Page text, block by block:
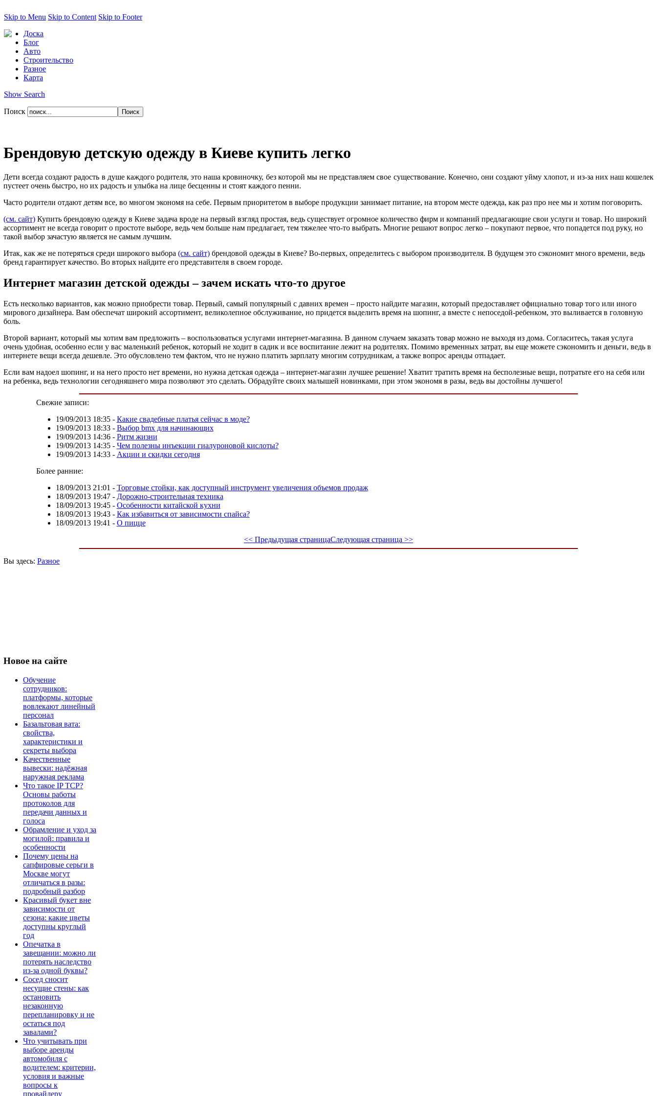
Skip to Menu Skip to Content Skip to Footer
Доска
Блог
Авто
Строительство
Разное
Карта
Show Search
Поиск
Брендовую детскую одежду в Киеве купить легко
Дети всегда создают радость в душе каждого родителя, это наша кровиночку, без которой мы не представляем свое существование. Конечно, они создают уйму хлопот, и из-за них наш кошелек
пустеет очень быстро, но их радость и улыбка на лице бесценны и стоят каждого пенни.
Часто родители отдают детям все, во многом экономя на себе. Первым приоритетом в выборе продукции занимает питание, на втором месте одежда, как раз про нее мы и хотим поговорить.
(см. сайт) Купить брендовую одежду в Киеве задача вроде на первый взгляд простая, ведь существует огромное количество фирм и компаний предлагающие свои услуги и товар. Но широкий
ассортимент не всегда говорит о простоте выборе, ведь чем больше нам предлагает, тем тяжелее что-то выбрать. Многие решают вопрос легко – покупают первое, что попадется под руку, но
такой выбор зачастую является не самым лучшим.
Итак, как же не потеряться среди широкого выбора (см. сайт) брендовой одежды в Киеве? Во-первых, определитесь с выбором производителя. В будущем это сэкономит много времени, ведь
бренд гарантирует качество. Во вторых найдите его представителя в своем городе.
Интернет магазин детской одежды – зачем искать что-то другое
Есть несколько вариантов, как можно приобрести товар. Первый, самый популярный с давних времен – просто найдите магазин, который предоставляет официально товар того или иного
мирового дизайнера. Вам обеспечат широкий ассортимент, великолепное обслуживание, но придется выделить время на шопинг, а вместе с непоседой-ребенком, это выливается в головную
боль.
Второй вариант, который мы хотим вам предложить – воспользоваться услугами интернет-магазина. В данном случаем заказать товар можно не выходя из дома. Согласитесь, такая услуга
очень удобная, особенно если у вас маленький ребенок, который не ходит в садик и все воспитание лежит на родителях. Помимо временных затрат, вы еще можете сэкономить и деньги, ведь в
интернете вещи всегда дешевле. Это обусловлено тем фактом, что не нужно платить зарплату многим сотрудникам, а также вопрос аренды отпадает.
Если вам надоел шопинг, и на него просто нет времени, но нужна детская одежда – интернет-магазин лучшее решение! Хватит тратить время на бесполезные вещи, потратьте его на себя или
на ребенка, ведь технологии сегодняшнего мира позволяют это сделать. Обрадуйте своих малышей новинками, при этом экономя в разы, ведь вы достойны лучшего!
Свежие записи:
19/09/2013 18:35- Какие свадебные платья сейчас в моде?
19/09/2013 18:33- Выбор bmx для начинающих
19/09/2013 14:36- Ритм жизни
19/09/2013 14:35- Чем полезны инъекции гиалуроновой кислоты?
19/09/2013 14:33- Акции и скидки сегодня
Более ранние:
18/09/2013 21:01 - Торговые стойки, как доступный инструмент увеличения объемов продаж
18/09/2013 19:47- Дорожно-строительная техника
18/09/2013 19:45- Особенности китайской кухни
18/09/2013 19:43- Как избавиться от зависимости спайса?
18/09/2013 19:41 - О пицце
<< Предыдущая страницаСледующая страница >>
Вы здесь: Разное
Новое на сайте
Обучение
сотрудников:
платформы, которые
вовлекают линейный
персонал
Базальтовая вата:
свойства,
характеристики и
секреты выбора
Качественные
вывески: надёжная
наружная реклама
Что такое IP TCP?
Основы работы
протоколов для
передачи данных и
голоса
Обрамление и уход за
могилой: правила и
особенности
Почему цены на
сапфировые серьги в
Москве могут
отличаться в разы:
подробный разбор
Красивый букет вне
зависимости от
сезона: какие цветы
доступны круглый
год
Опечатка в
завещании: можно ли
потерять наследство
из-за одной буквы?
Сосед сносит
несущие стены: как
остановить
незаконную
перепланировку и не
остаться под
завалами?
Что учитывать при
выборе аренды
автомобиля с
водителем: критерии,
условия и важные
вопросы к
провайдеру